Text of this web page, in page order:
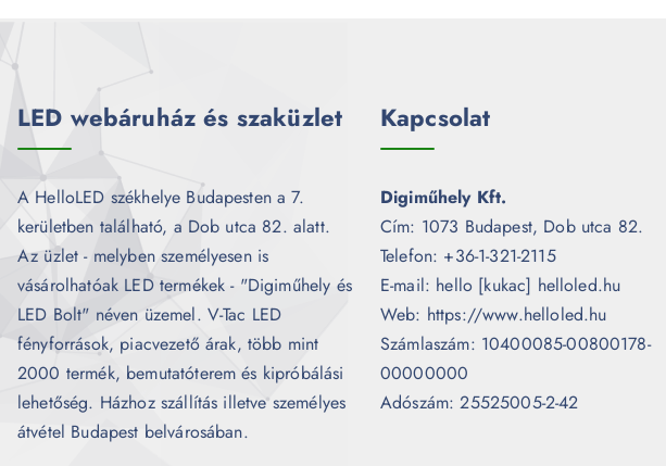
LED webáruház és szaküzlet
A HelloLED székhelye Budapesten a 7.
kerületben található, a Dob utca 82. alatt.
Az üzlet - melyben személyesen is
vásárolhatóak LED termékek - "Digiműhely és
LED Bolt" néven üzemel. V-Tac LED
fényforrások, piacvezető árak, több mint
2000 termék, bemutatóterem és kipróbálási
lehetőség. Házhoz szállítás illetve személyes
átvétel Budapest belvárosában.
Kapcsolat
Digiműhely Kft.
Cím: 1073 Budapest, Dob utca 82.
Telefon: +36-1-321-2115
E-mail: hello [kukac] helloled.hu
Web: https://www.helloled.hu
Számlaszám: 10400085-00800178-
00000000
Adószám: 25525005-2-42